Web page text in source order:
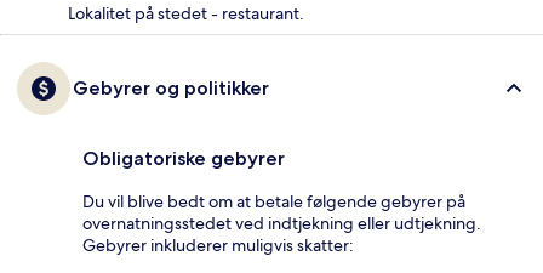
Lokalitet på stedet - restaurant.
Gebyrer og politikker
Obligatoriske gebyrer
Du vil blive bedt om at betale følgende gebyrer på
overnatningsstedet ved indtjekning eller udtjekning.
Gebyrer inkluderer muligvis skatter: